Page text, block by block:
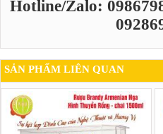
Hotline/Zalo:
SẢN PHẨM LIÊN QUAN